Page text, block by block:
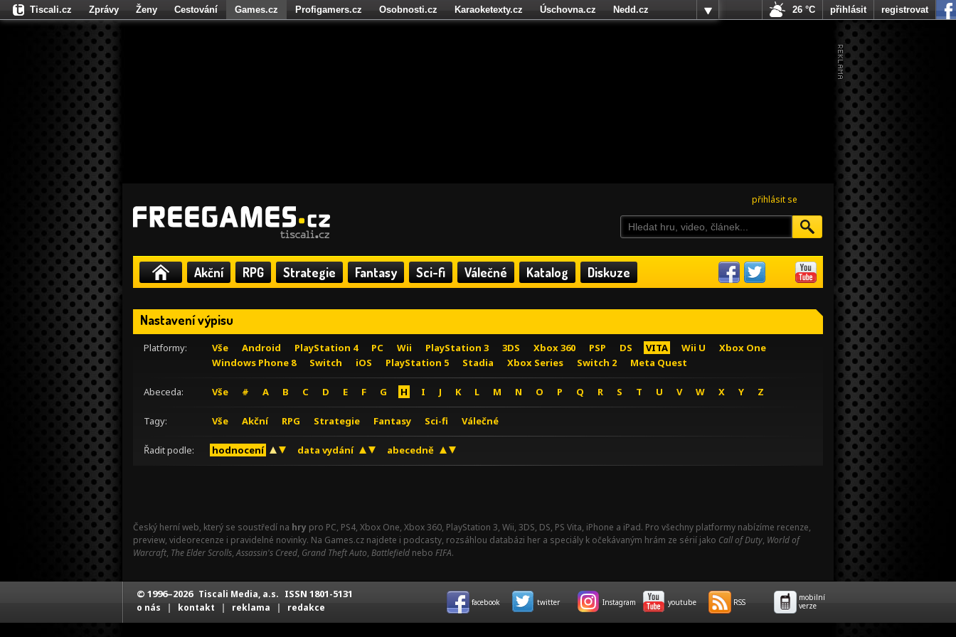
přihlásit se
Akční RPG Strategie Fantasy Sci-fi Válečné Katalog Diskuze
Nastavení výpisu
Platformy: Vše Android PlayStation 4 PC Wii PlayStation 3 3DS Xbox 360 PSP DS VITA Wii U
Xbox One
Windows Phone 8
Switch iOS PlayStation 5 Stadia Xbox Series Switch 2 Meta Quest
Abeceda: Vše # A B C D E F G H I J K L M N O P Q R S T U V W X Y Z
Tagy: Vše Akční RPG Strategie Fantasy Sci-fi Válečné
Řadit podle: hodnocení data vydání abecedně
Český herní web, který se soustředí na hry pro PC, PS4, Xbox One, Xbox 360, PlayStation 3, Wii, 3DS, DS, PS Vita, iPhone a iPad. Pro všechny platformy nabízíme recenze,
preview, videorecenze i pravidelné novinky. Na Games.cz najdete i podcasty, rozsáhlou databázi her a speciály k očekávaným hrám ze sérií jako Call of Duty, World of
Warcraft, The Elder Scrolls,Assassin's Creed, Grand Theft Auto, Battlefield nebo FIFA.
Tiscali.cz Zprávy Ženy Cestování Games.cz Profigamers.cz Osobnosti.cz Karaoketexty.cz Úschovna.cz
Nedd.cz
Fights.cz
26 °C přihlásit registrovat
© 1996–2026 Tiscali Media, a.s. ISSN 1801-5131
o nás | kontakt | reklama | redakce facebook twitter Instagram youtube RSS
mobilní
verze